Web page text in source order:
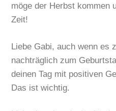
möge der Herbst kommen
Zeit!
Liebe Gabi, auch wenn es
nachträglich zum
deinen Tag mit positiven
Das ist wichtig.